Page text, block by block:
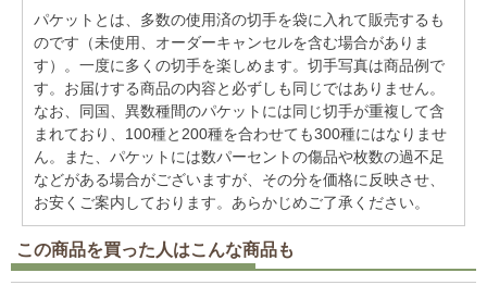
パケットとは、多数の使用済の切手を袋に入れて販売するも
のです（未使用、オーダーキャンセルを含む場合がありま
す）。一度に多くの切手を楽しめます。切手写真は商品例で
す。お届けする商品の内容と必ずしも同じではありません。
なお、同国、異数種間のパケットには同じ切手が重複して含
まれており、100種と200種を合わせても300種にはなりませ
ん。また、パケットには数パーセントの傷品や枚数の過不足
などがある場合がございますが、その分を価格に反映させ、
お安くご案内しております。あらかじめご了承ください。
この商品を買った人はこんな商品も